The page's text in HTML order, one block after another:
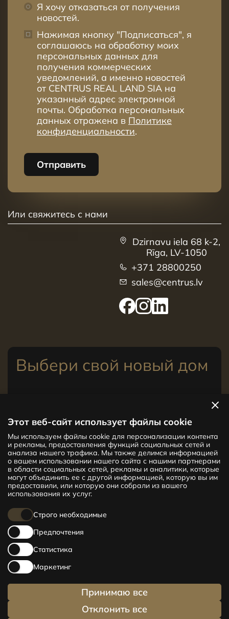
Этот веб-сайт использует файлы cookie
Мы используем файлы cookie для персонализации контента
и рекламы, предоставления функций социальных сетей и
анализа нашего трафика. Мы также делимся информацией
о вашем использовании нашего сайта с нашими партнерами
в области социальных сетей, рекламы и аналитики, которые
могут объединить ее с другой информацией, которую вы им
предоставили, или которую они собрали из вашего
использования их услуг.
Строго необходимые
Предпочтения
Статистика
Маркетинг
Отклонить все
Принимаю все
Я хочу отказаться от получения
новостей.
Нажимая кнопку "Подписаться", я
соглашаюсь на обработку моих
персональных данных для
получения коммерческих
уведомлений, а именно новостей
от CENTRUS REAL LAND SIA на
указанный адрес электронной
почты. Обработка персональных
данных отражена в Политике
конфиденциальности.
Отправить
Или свяжитесь с нами
Dzirnavu iela 68 k-2,
Rīga, LV-1050
+371 28800250
sales@centrus.lv
Выбери свой новый дом
Новый проект CENTRUS предлагает
142 эксклюзивные и удобные квартиры
в центре Риги – от уютных квартир
площадью 24 кв. м до просторных
апартаментов площадью 210 кв. м. Выбери
свое жилище и будь в центре жизни!